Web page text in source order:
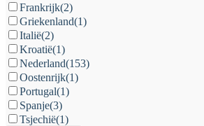
Frankrijk(2)
Griekenland(1)
Italië(2)
Kroatië(1)
Nederland(153)
Oostenrijk(1)
Portugal(1)
Spanje(3)
Tsjechië(1)